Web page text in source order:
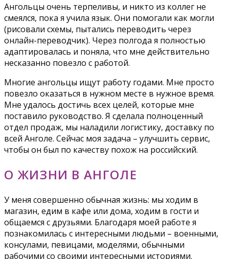
Ангольцы очень терпеливы, и никто из коллег не
смеялся, пока я учила язык. Они помогали как могли
(рисовали схемы, пытались переводить через
онлайн-переводчик). Через полгода я полностью
адаптировалась и поняла, что мне действительно
несказанно повезло с работой.
Многие ангольцы ищут работу годами. Мне просто
повезло оказаться в нужном месте в нужное время.
Мне удалось достичь всех целей, которые мне
поставило руководство. Я сделала полноценный
отдел продаж, мы наладили логистику, доставку по
всей Анголе. Сейчас моя задача – улучшить сервис,
чтобы он был по качеству похож на российский.
О ЖИЗНИ В АНГОЛЕ
У меня совершенно обычная жизнь: мы ходим в
магазин, едим в кафе или дома, ходим в гости и
общаемся с друзьями. Благодаря моей работе я
познакомилась с интересными людьми – военными,
консулами, певицами, моделями, обычными
рабочими со своими интересными историями.